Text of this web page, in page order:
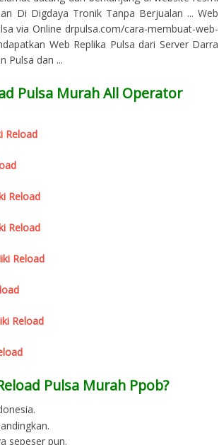
Di Digdaya Tronik Tanpa Berjualan ... Web
via Online drpulsa.com/cara-membuat-web-
Web Replika Pulsa dari Server Darra
Pulsa dan ...
Pulsa Murah All Operator
Reload
Reload
Reload
Reload
Reload
Pulsa Murah Ppob?
sepeser pun.